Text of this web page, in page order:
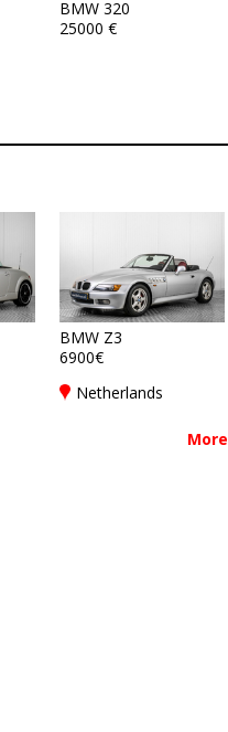
BMW 320
25000 €
BMW Z3
6900€
Netherlands
More